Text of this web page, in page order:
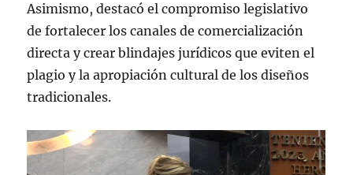
Asimismo, destacó el compromiso legislativo
de fortalecer los canales de comercialización
directa y crear blindajes jurídicos que eviten el
plagio y la apropiación cultural de los diseños
tradicionales.